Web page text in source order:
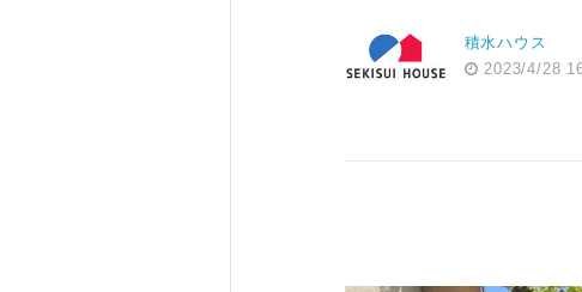
積水ハウス
2023/4/28